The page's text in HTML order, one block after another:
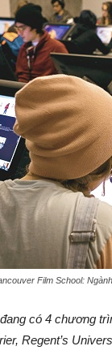
Film School:
có 4 chương
Regent’s